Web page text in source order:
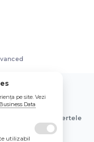
Store SRL
si includ tva. Ofertele
pe site. Vezi
Data
utilizabil